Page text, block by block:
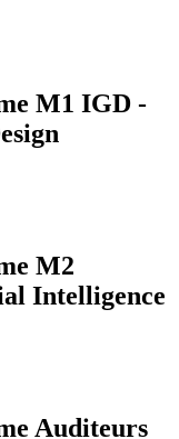
M1 IGD -
M2
Intelligence
Auditeurs